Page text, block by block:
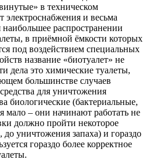
в техническом
электроснабжения и весьма
распространении
в приёмной ёмкости которых
под воздействием специальных
название «биотуалет» не
дела это химические туалеты,
большинстве случаев
для уничтожения
биологические (бактериальные,
мало – они начинают работать не
должно пройти некоторое
до уничтожения запаха) и гораздо
гораздо более корректное